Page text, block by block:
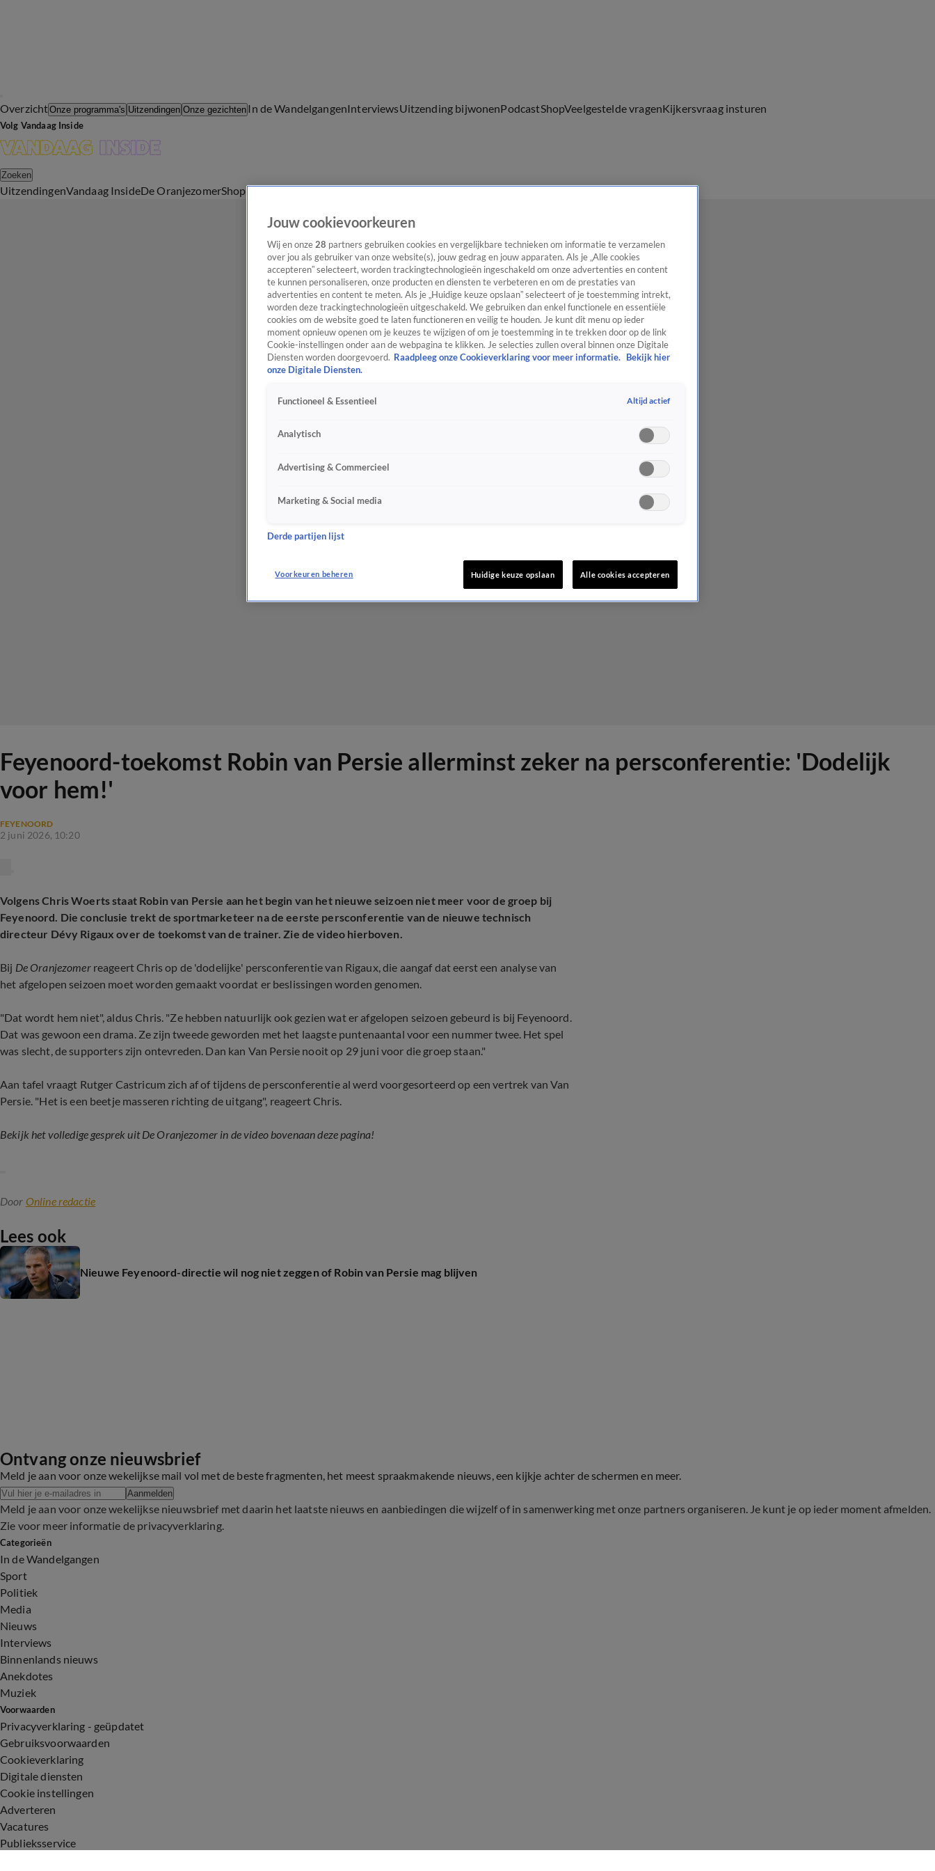
OverzichtOnze programma's Uitzendingen Onze gezichten In de WandelgangenInterviewsUitzending bijwonenPodcastShopVeelgestelde vragenKijkersvraag insturen
Volg Vandaag Inside
Zoeken
UitzendingenVandaag InsideDe OranjezomerShopUitzending bijwonen
Feyenoord-toekomst Robin van Persie allerminst zeker na persconferentie: 'Dodelijk
voor hem!'
FEYENOORD
2 juni 2026, 10:20
Volgens Chris Woerts staat Robin van Persie aan het begin van het nieuwe seizoen niet meer voor de groep bij
Feyenoord. Die conclusie trekt de sportmarketeer na de eerste persconferentie van de nieuwe technisch
directeur Dévy Rigaux over de toekomst van de trainer. Zie de video hierboven.
Bij De Oranjezomerreageert Chris op de 'dodelijke' persconferentie van Rigaux, die aangaf dat eerst een analyse van
het afgelopen seizoen moet worden gemaakt voordat er beslissingen worden genomen.
"Dat wordt hem niet", aldus Chris. "Ze hebben natuurlijk ook gezien wat er afgelopen seizoen gebeurd is bij Feyenoord.
Dat was gewoon een drama. Ze zijn tweede geworden met het laagste puntenaantal voor een nummer twee. Het spel
was slecht, de supporters zijn ontevreden. Dan kan Van Persie nooit op 29 juni voor die groep staan."
Aan tafel vraagt Rutger Castricum zich af of tijdens de persconferentie al werd voorgesorteerd op een vertrek van Van
Persie. "Het is een beetje masseren richting de uitgang", reageert Chris.
Bekijk het volledige gesprek uit De Oranjezomer in de video bovenaan deze pagina!
Door Online redactie
Lees ook
Nieuwe Feyenoord-directie wil nog niet zeggen of Robin van Persie mag blijven
Ontvang onze nieuwsbrief
Meld je aan voor onze wekelijkse mail vol met de beste fragmenten, het meest spraakmakende nieuws, een kijkje achter de schermen en meer.
Aanmelden
Meld je aan voor onze wekelijkse nieuwsbrief met daarin het laatste nieuws en aanbiedingen die wijzelf of in samenwerking met onze partners organiseren. Je kunt je op ieder moment afmelden.
Zie voor meer informatie de privacyverklaring.
Categorieën
In de Wandelgangen
Sport
Politiek
Media
Nieuws
Interviews
Binnenlands nieuws
Anekdotes
Muziek
Voorwaarden
Privacyverklaring - geüpdatet
Gebruiksvoorwaarden
Cookieverklaring
Digitale diensten
Cookie instellingen
Adverteren
Vacatures
Publieksservice
Jouw cookievoorkeuren
Wij en onze 28 partners gebruiken cookies en vergelijkbare technieken om informatie te verzamelen
over jou als gebruiker van onze website(s), jouw gedrag en jouw apparaten. Als je „Alle cookies
accepteren” selecteert, worden trackingtechnologieën ingeschakeld om onze advertenties en content
te kunnen personaliseren, onze producten en diensten te verbeteren en om de prestaties van
advertenties en content te meten. Als je „Huidige keuze opslaan” selecteert of je toestemming intrekt,
worden deze trackingtechnologieën uitgeschakeld. We gebruiken dan enkel functionele en essentiële
cookies om de website goed te laten functioneren en veilig te houden. Je kunt dit menu op ieder
moment opnieuw openen om je keuzes te wijzigen of om je toestemming in te trekken door op de link
Cookie-instellingen onder aan de webpagina te klikken. Je selecties zullen overal binnen onze Digitale
Diensten worden doorgevoerd. Raadpleeg onze Cookieverklaring voor meer informatie.
Bekijk hier
onze Digitale Diensten.
Functioneel & Essentieel Altijd actief
Analytisch
Advertising & Commercieel
Marketing & Social media
Derde partijen lijst
Voorkeuren beheren Huidige keuze opslaan Alle cookies accepteren